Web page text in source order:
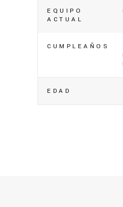
EQUIPO
ACTUAL
CUMPLEAÑOS
EDAD